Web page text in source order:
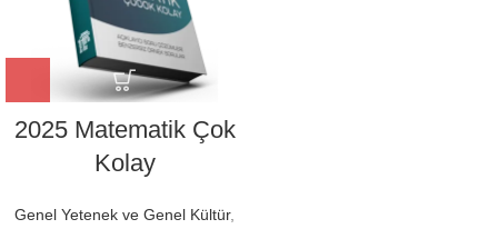
2025 Matematik Çok
Kolay
Genel Yetenek ve Genel Kültür,